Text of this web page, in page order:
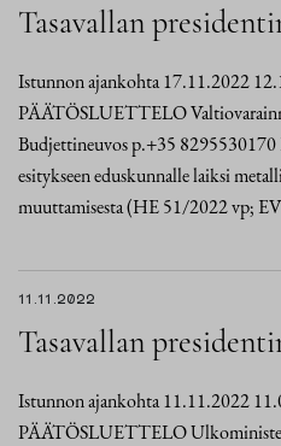
Tasavallan
Istunnon ajankohta 17.11.2022
PÄÄTÖSLUETTELO
Budjettineuvos p.+35 8295530170
esitykseen eduskunnalle laiksi
muuttamisesta (HE 51/2022 vp;
11.11.2022
Tasavallan
Istunnon ajankohta 11.11.2022
PÄÄTÖSLUETTELO